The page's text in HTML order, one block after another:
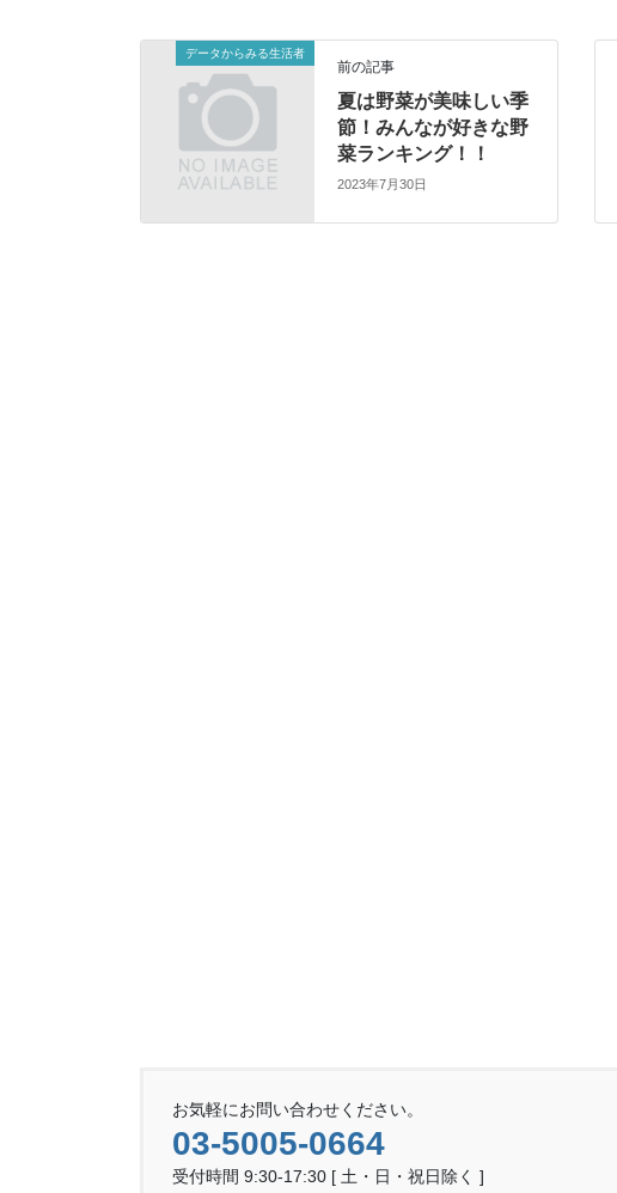
データからみる生活者
前の記事
夏は野菜が美味しい季
節！みんなが好きな野
菜ランキング！！
2023年7月30日
お気軽にお問い合わせください。
03-5005-0664
受付時間 9:30-17:30 [ 土・日・祝日除く ]